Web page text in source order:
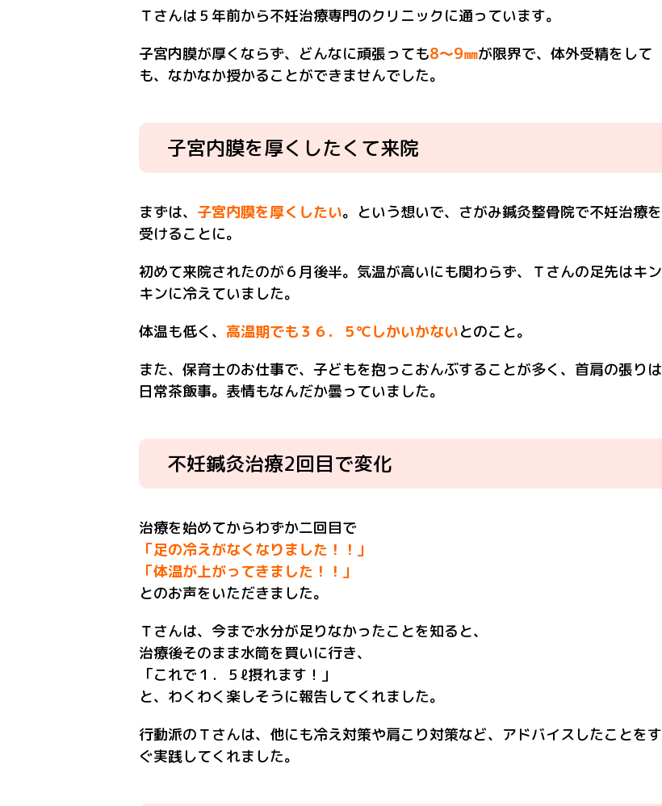
Ｔさんは５年前から不妊治療専門のクリニックに通っています。
子宮内膜が厚くならず、どんなに頑張っても8～9㎜が限界で、体外受精をして
も、なかなか授かることができませんでした。
子宮内膜を厚くしたくて来院
まずは、 子宮内膜を厚くしたい。という想いで、さがみ鍼灸整骨院で不妊治療を
受けることに。
初めて来院されたのが６月後半。気温が高いにも関わらず、Ｔさんの足先はキン
キンに冷えていました。
体温も低く、 高温期でも３６．５℃しかいかないとのこと。
また、保育士のお仕事で、子どもを抱っこおんぶすることが多く、首肩の張りは
日常茶飯事。表情もなんだか曇っていました。
不妊鍼灸治療2回目で変化
治療を始めてからわずか二回目で
「足の冷えがなくなりました！！」
「体温が上がってきました！！」
とのお声をいただきました。
Ｔさんは、今まで水分が足りなかったことを知ると、
治療後そのまま水筒を買いに行き、
「これで１．５ℓ摂れます！」
と、わくわく楽しそうに報告してくれました。
行動派のＴさんは、他にも冷え対策や肩こり対策など、アドバイスしたことをす
ぐ実践してくれました。